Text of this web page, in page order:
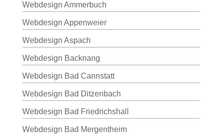
Webdesign Ammerbuch
Webdesign Appenweier
Webdesign Aspach
Webdesign Backnang
Webdesign Bad Cannstatt
Webdesign Bad Ditzenbach
Webdesign Bad Friedrichshall
Webdesign Bad Mergentheim